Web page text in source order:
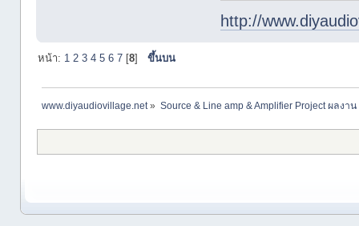
http://
หน้า: 1 2 3 4 5 6 7 [8]ขึ้นบน
www.diyaudiovillage.net» Source & Line amp & Amplifier Project ผลงาน